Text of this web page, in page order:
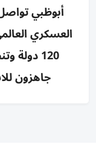
أبوظبي
120
جاهزون